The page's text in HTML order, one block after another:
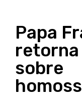
Papa
sobre